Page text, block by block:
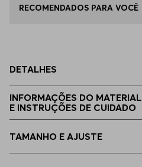
G - L
EP - XS
EEGG
RECOMENDADOS PARA VOCÊ
DETALHES
INFORMAÇÕES DO MATERIAL
E INSTRUÇÕES DE CUIDADO
TAMANHO E AJUSTE